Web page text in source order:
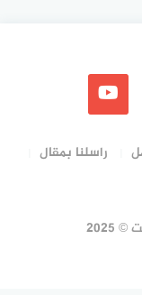
راسلنا بمقال